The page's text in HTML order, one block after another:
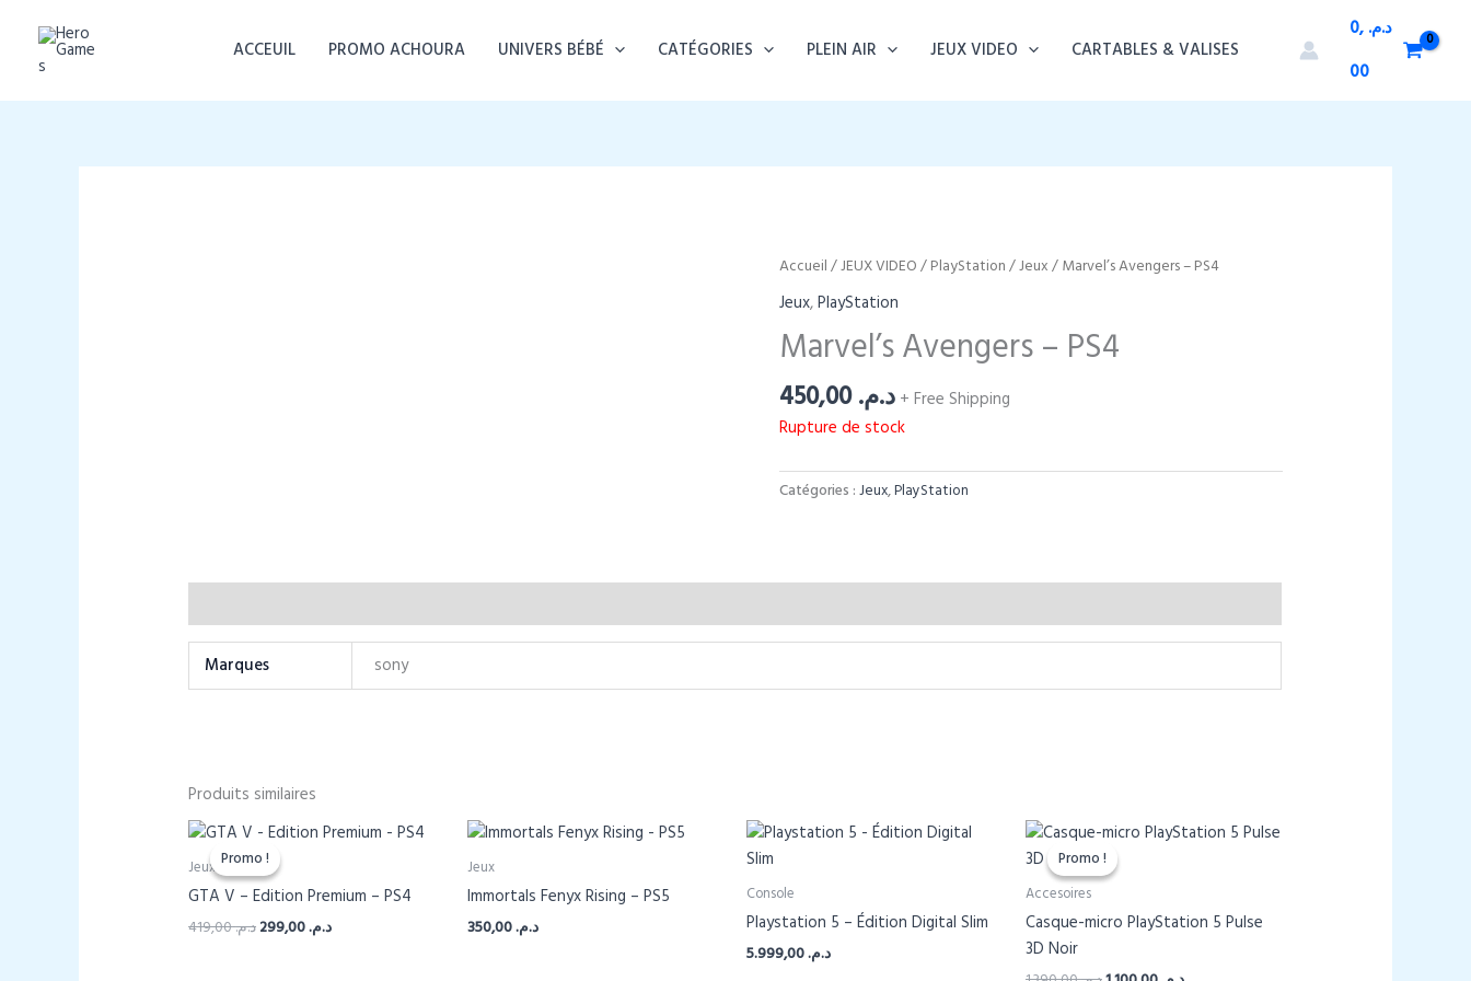
contenu
ACCEUIL PROMO ACHOURA UNIVERS BÉBÉ CATÉGORIES PLEIN AIR JEUX VIDEO CARTABLES & VALISES
د.م. 0,
00
Accueil/JEUX VIDEO/PlayStation/Jeux/ Marvel’s Avengers – PS4
Jeux,PlayStation
Marvel’s Avengers – PS4
د.م.450,00
+ Free Shipping
Rupture de stock
Catégories :Jeux,PlayStation
Marques sony
Produits similaires
Promo !
Promo !
Jeux
GTA V – Edition Premium – PS4
د.م.419,00
Le
د.م.299,00
Le
Jeux
Immortals Fenyx Rising – PS5
د.م.350,00
Console
Playstation 5 – Édition Digital Slim
د.م.5.999,00
Promo !
Promo !
Accesoires
Casque-micro PlayStation 5 Pulse
3D Noir